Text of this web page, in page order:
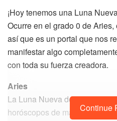
¡Hoy tenemos una Luna
Ocurre en el grado 0 de
así que es un portal que nos
manifestar algo
con toda su fuerza creadora.
Aries
La Luna Nueva de hoy te da
horóscopos de marzo yContinue